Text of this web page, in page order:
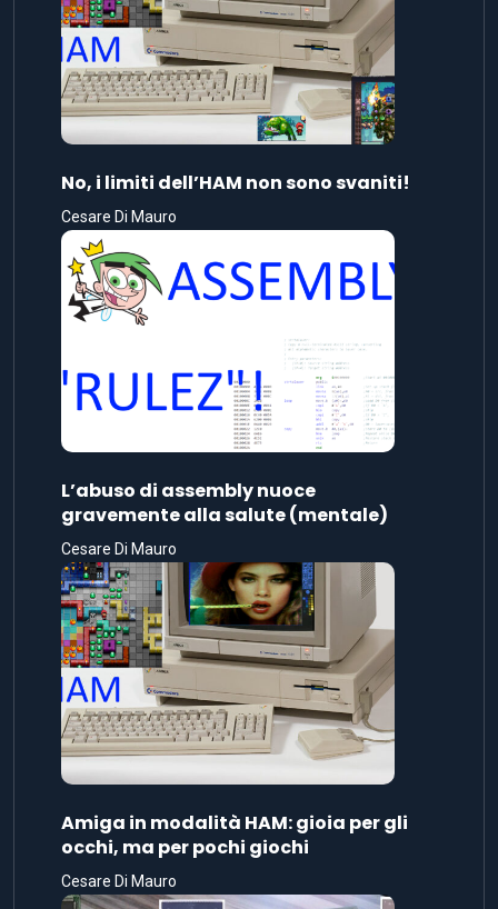
No, i limiti dell’HAM non sono svaniti!
Cesare Di Mauro
L’abuso di assembly nuoce
gravemente alla salute (mentale)
Cesare Di Mauro
Amiga in modalità HAM: gioia per gli
occhi, ma per pochi giochi
Cesare Di Mauro